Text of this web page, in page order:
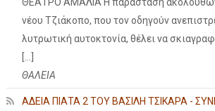
ΘΕΑΤΡΟ ΑΜΑΛΙΑ Η παράσταση
νέου Τζιάκοπο, που τον οδηγούν
λυτρωτική αυτοκτονία, θέλει να
[…]
ΘΑΛΕΙΑ
ΑΔΕΙΑ ΠΙΑΤΑ 2 ΤΟΥ ΒΑΣΙΛΗ ΤΣΙΚΑΡΑ -